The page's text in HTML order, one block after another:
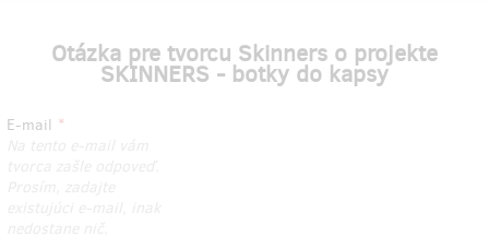
Otázka pre tvorcu Skinners o projekte
SKINNERS - botky do kapsy
E-mail